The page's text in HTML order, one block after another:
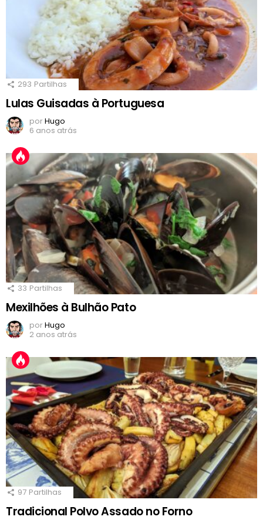
293 Partilhas
Lulas Guisadas à Portuguesa
porHugo
6 anos atrás
33 Partilhas
Mexilhões à Bulhão Pato
porHugo
2 anos atrás
97 Partilhas
Tradicional Polvo Assado no Forno